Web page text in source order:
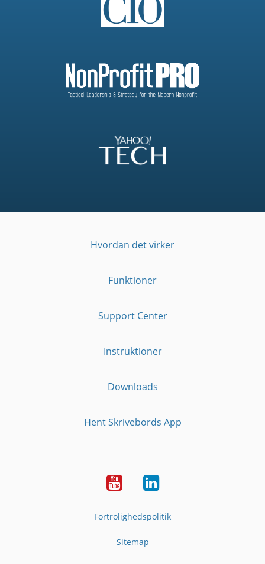
Hvordan det virker
Funktioner
Support Center
Instruktioner
Downloads
Hent Skrivebords App
YouTubeLinkedIn
Fortrolighedspolitik
Sitemap